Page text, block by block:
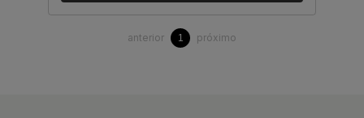
anterior 1 próximo